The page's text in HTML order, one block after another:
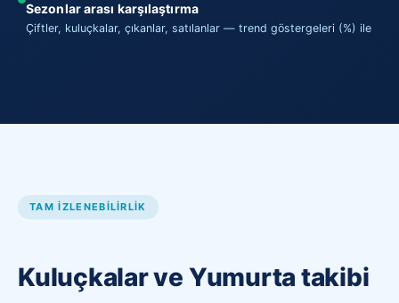
Sezonlar arası karşılaştırma
Çiftler, kuluçkalar, çıkanlar, satılanlar — trend göstergeleri (%) ile
TAM IZLENEBILIRLIK
Kuluçkalar ve Yumurta takibi